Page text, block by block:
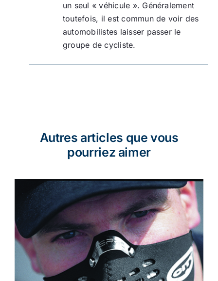
un seul « véhicule ». Généralement
toutefois, il est commun de voir des
automobilistes laisser passer le
groupe de cycliste.
Autres articles que vous
pourriez aimer